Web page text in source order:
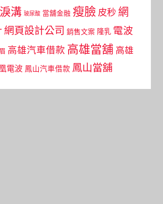
淚溝 玻尿酸 當舖金融 瘦臉 皮秒 網
網頁設計公司 銷售文案 隆乳 電波
高雄汽車借款 高雄當舖 高雄
電波 鳳山汽車借款 鳳山當舖